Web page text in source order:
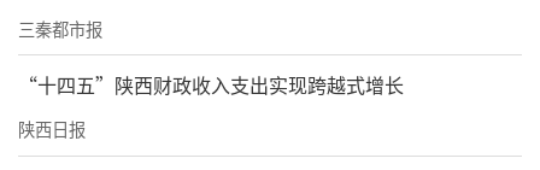
三秦都市报
“十四五”陕西财政收入支出实现跨越式增长
陕西日报